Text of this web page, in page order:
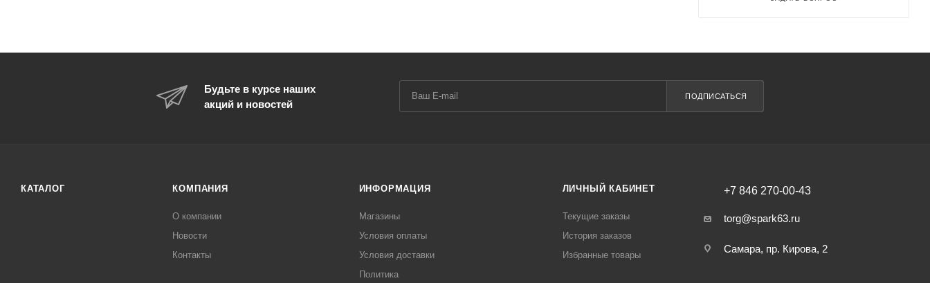
Будьте в курсе наших
акций и новостей
ПОДПИСАТЬСЯ
КАТАЛОГ КОМПАНИЯ
О компании
Новости
Контакты
ИНФОРМАЦИЯ
Магазины
Условия оплаты
Условия доставки
Политика
ЛИЧНЫЙ КАБИНЕТ
Текущие заказы
История заказов
Избранные товары
+7 846 270-00-43
torg@spark63.ru
Самара, пр. Кирова, 2